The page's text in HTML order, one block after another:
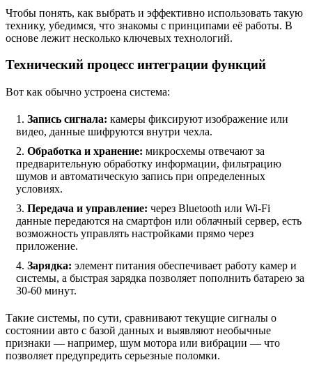
Чтобы понять, как выбрать и эффективно использовать такую
технику, убедимся, что знакомы с принципами её работы. В
основе лежит несколько ключевых технологий.
Технический процесс интеграции функций
Вот как обычно устроена система:
Запись сигнала: камеры фиксируют изображение или
видео, данные шифруются внутри чехла.
Обработка и хранение: микросхемы отвечают за
предварительную обработку информации, фильтрацию
шумов и автоматическую запись при определенных
условиях.
Передача и управление: через Bluetooth или Wi-Fi
данные передаются на смартфон или облачный сервер, есть
возможность управлять настройками прямо через
приложение.
Зарядка: элемент питания обеспечивает работу камер и
системы, а быстрая зарядка позволяет пополнить батарею за
30-60 минут.
Такие системы, по сути, сравнивают текущие сигналы о
состоянии авто с базой данных и выявляют необычные
признаки — например, шум мотора или вибрации — что
позволяет предупредить серьезные поломки.